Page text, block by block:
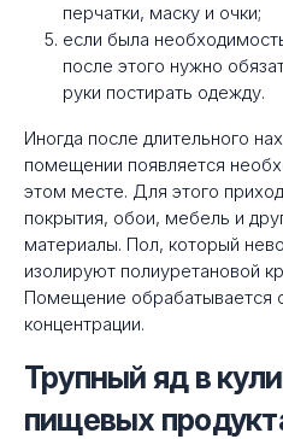
перчатки, маску и очки;
если была
после этого нужно
руки постирать одежду.
Иногда после длительного
помещении появляется
этом месте. Для этого
покрытия, обои, мебель и
материалы. Пол, который
изолируют полиуретановой
Помещение обрабатывается
концентрации.
Трупный яд в
пищевых